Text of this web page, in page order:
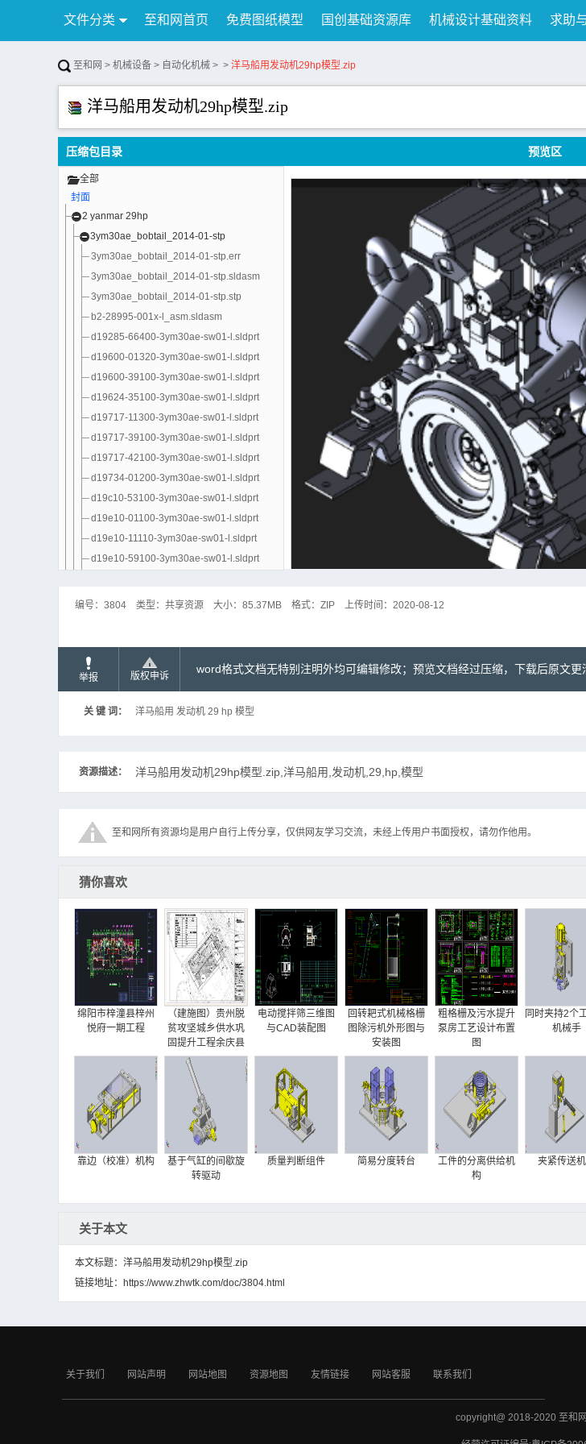
文件分类 至和网首页 免费图纸模型 国创基础资源库 机械设计基础资料 求助
行业资讯 公告 联系我们
至和网 > 机械设备 > 自动化机械 > > 洋马船用发动机29hp模型.zip
洋马船用发动机29hp模型.zip
压缩包目录 预览区
全部
封面
2 yanmar 29hp
3ym30ae_bobtail_2014-01-stp
3ym30ae_bobtail_2014-01-stp.err
3ym30ae_bobtail_2014-01-stp.sldasm
3ym30ae_bobtail_2014-01-stp.stp
b2-28995-001x-l_asm.sldasm
d19285-66400-3ym30ae-sw01-l.sldprt
d19600-01320-3ym30ae-sw01-l.sldprt
d19600-39100-3ym30ae-sw01-l.sldprt
d19624-35100-3ym30ae-sw01-l.sldprt
d19717-11300-3ym30ae-sw01-l.sldprt
d19717-39100-3ym30ae-sw01-l.sldprt
d19717-42100-3ym30ae-sw01-l.sldprt
d19734-01200-3ym30ae-sw01-l.sldprt
d19c10-53100-3ym30ae-sw01-l.sldprt
d19e10-01100-3ym30ae-sw01-l.sldprt
d19e10-11110-3ym30ae-sw01-l.sldprt
d19e10-59100-3ym30ae-sw01-l.sldprt
d28377-91280-3ym30ae-sw01-l.sldprt
d28990-07350-3ym30ae-sw01-l.sldprt
d28990-12300-3ym30ae-sw01-l.sldprt
d28990-34100-3ym30ae-sw01-l.sldprt
d28990-44100-3ym30ae-sw01-l.sldprt
d28990-49200-3ym30ae-sw01-l.sldprt
d28990-49600-3ym30ae-sw01-l.sldprt
d28990-49900-3ym27a-sw01-l.sldprt
d28990-55100-3ym30e-sw01-l.sldprt
d28990-55110-3ym30ae-sw01-l.sldprt
d28990-59200-3ym30ae-sw01-l.sldprt
d28990-59300-3ym30ae-sw01-l.sldprt
d28990-67100-3ym30ae-01-sw01-l.sldpr
t
d28990-67100-3ym30ae-02-sw01-l.sldpr
t
d28990-77210-3ym30ae-sw01.sldprt
d28990-77250-3ym30ae-sw01-l.sldprt
d28990-77350-3ym30ae-sw01-l.sldprt
d28990-77450-3ym30ae-sw01-l.sldprt
d28990-77500-3ym30ae-sw01-l.sldprt
d28995-08100-sw01-l.sldprt
d28995-21200-sw01-l.sldprt
d28995-21600-01-sw01-l.sldprt
d28995-51350-sw01-l.sldprt
d29271-77110-3ym30ae-sw01-l.sldprt
d29670-77120-3ym30ae-sw01-l.sldprt
d19600-01320-3ym30ae-sw01-l.sldprt
编号： 3804 类型： 共享资源 大小： 85.37MB 格式： ZIP 上传时间： 2020-08-12
举报 版权申诉
word格式文档无特别注明外均可编辑修改；预览文档经过压缩，下载后原文更
关 键 词： 洋马船用 发动机 29 hp 模型
资源描述： 洋马船用发动机29hp模型.zip,洋马船用,发动机,29,hp,模型
至和网所有资源均是用户自行上传分享，仅供网友学习交流，未经上传用户书面授权，请勿作他用。
猜你喜欢
绵阳市梓潼县梓州
悦府一期工程
（建施图）贵州脱
贫攻坚城乡供水巩
固提升工程余庆县
项目（生产调度中
电动搅拌筛三维图
与CAD装配图
回转耙式机械格栅
图除污机外形图与
安装图
粗格栅及污水提升
泵房工艺设计布置
图
同时夹持2个
机械手
靠边（校准）机构
基于气缸的间歇旋
转驱动
质量判断组件 简易分度转台
工件的分离供给机
构
夹紧传送
关于本文
本文标题：洋马船用发动机29hp模型.zip
链接地址： https://www.zhwtk.com/doc/3804.html
关于我们 网站声明 网站地图 资源地图 友情链接 网站客服 联系我们
copyright@ 2018-2020 至和